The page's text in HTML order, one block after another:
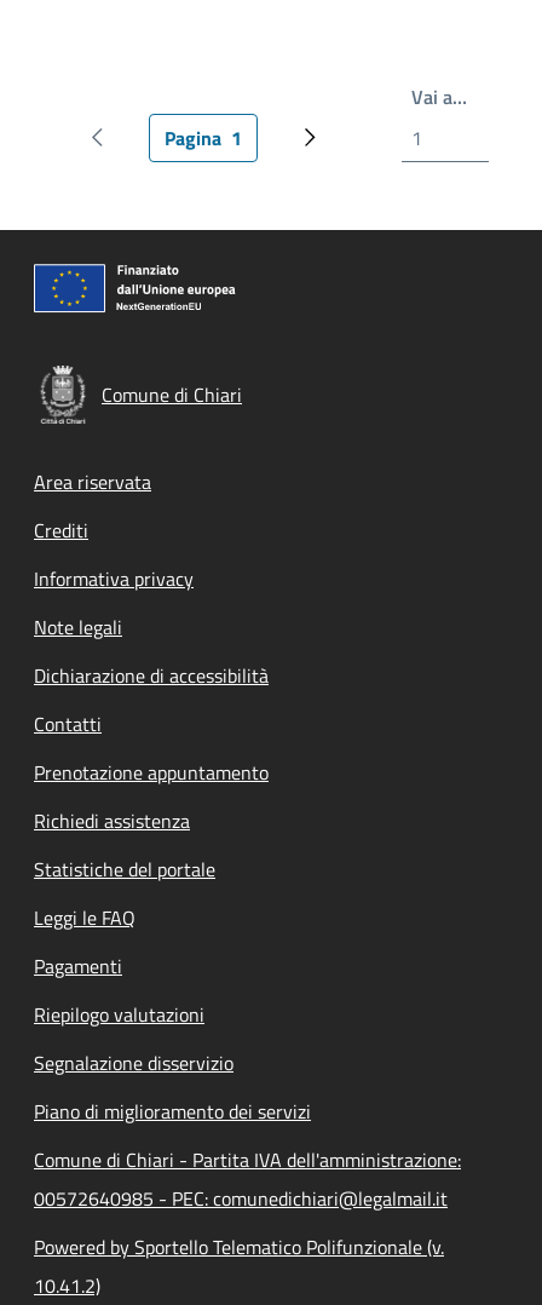
Pagina precedentePagina attuale
Pagina 1 Pagina successiva
Vai a…
Comune di Chiari
Footer menu
Area riservata
Crediti
Informativa privacy
Note legali
Dichiarazione di accessibilità
Contatti
Prenotazione appuntamento
Richiedi assistenza
Statistiche del portale
Leggi le FAQ
Pagamenti
Riepilogo valutazioni
Segnalazione disservizio
Piano di miglioramento dei servizi
Comune di Chiari - Partita IVA dell'amministrazione:
00572640985 - PEC: comunedichiari@legalmail.it
Powered by Sportello Telematico Polifunzionale (v.
10.41.2)